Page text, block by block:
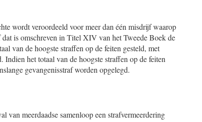
wordt veroordeeld voor meer dan één misdrijf waarop
is omschreven in Titel XIV van het Tweede Boek de
van de hoogste straffen op de feiten gesteld, met
het totaal van de hoogste straffen op de feiten
gevangenisstraf worden opgelegd.
van meerdaadse samenloop een strafvermeerdering